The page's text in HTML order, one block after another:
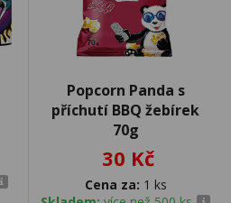
Popcorn Panda s
příchutí BBQ žebírek
70g
30 Kč
Cena za: 1 ks